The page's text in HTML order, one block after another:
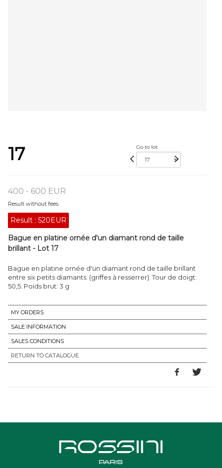
17 Go to lot
400 - 600 EUR
Result without fees
Result : 520EUR
Bague en platine ornée d'un diamant rond de taille
brillant - Lot 17
Bague en platine ornée d'un diamant rond de taille brillant
entre six petits diamants. (griffes à resserrer). Tour de doigt:
50,5. Poids brut: 3 g
MY ORDERS
SALE INFORMATION
SALES CONDITIONS
RETURN TO CATALOGUE